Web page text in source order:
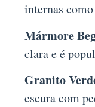
internas
Mármore
clara e é
Granito
escura com